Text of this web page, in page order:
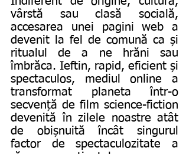
vârstă sau clasă socială,
accesarea unei pagini web a
devenit la fel de comună ca și
ritualul de a ne hrăni sau
îmbrăca. Ieftin, rapid, eficient și
spectaculos, mediul online a
transformat planeta într-o
secvență de film science-fiction
devenită în zilele noastre atât
de obișnuită încât singurul
factor de spectaculozitate a